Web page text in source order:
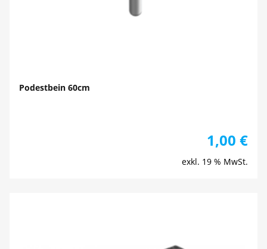
Podestbein 60cm
1,00 €
exkl. 19 % MwSt.